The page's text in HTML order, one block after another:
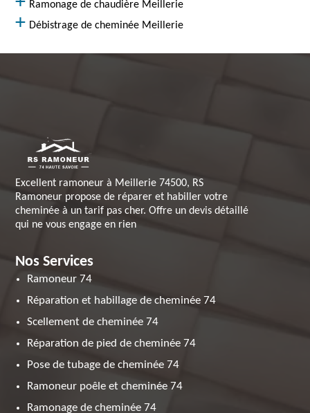
Ramonage de chaudière Meillerie
Débistrage de cheminée Meillerie
Excellent ramoneur à Meillerie 74500, RS
Ramoneur propose de réparer et habiller votre
cheminée à un tarif pas cher. Offre un devis détaillé
qui ne vous engage en rien
Nos Services
Ramoneur 74
Réparation et habillage de cheminée 74
Scellement de cheminée 74
Réparation de pied de cheminée 74
Pose de tubage de cheminée 74
Ramoneur poêle et cheminée 74
Ramonage de cheminée 74